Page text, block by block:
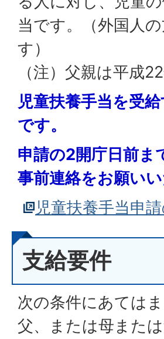
当です。（外国人
す）
（注）父親は平成
児童扶養手当を受
です。
申請の2開庁日前ま
事前連絡をお願いい
児童扶養手当申
支給要件
次の条件にあては
父、または母また